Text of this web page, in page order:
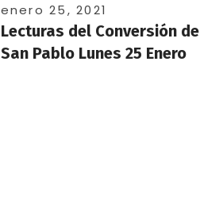
enero 25, 2021
Lecturas del Conversión de
San Pablo Lunes 25 Enero